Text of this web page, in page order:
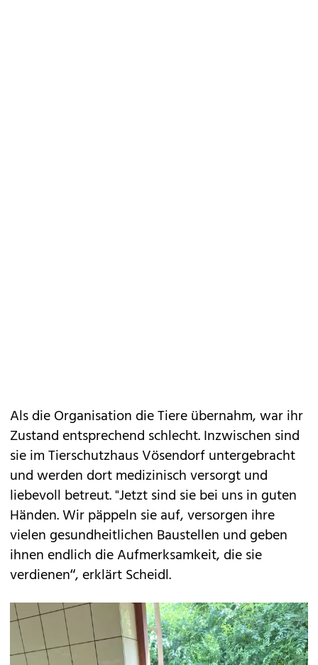
Als die Organisation die Tiere übernahm, war ihr
Zustand entsprechend schlecht. Inzwischen sind
sie im Tierschutzhaus Vösendorf untergebracht
und werden dort medizinisch versorgt und
liebevoll betreut. "Jetzt sind sie bei uns in guten
Händen. Wir päppeln sie auf, versorgen ihre
vielen gesundheitlichen Baustellen und geben
ihnen endlich die Aufmerksamkeit, die sie
verdienen“, erklärt Scheidl.